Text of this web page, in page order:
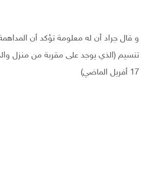
و قال جراد أن له معلومة تؤكد أن
تنسيم (الذي يوجد على مقربة من منزل
17 أفريل الماضي)